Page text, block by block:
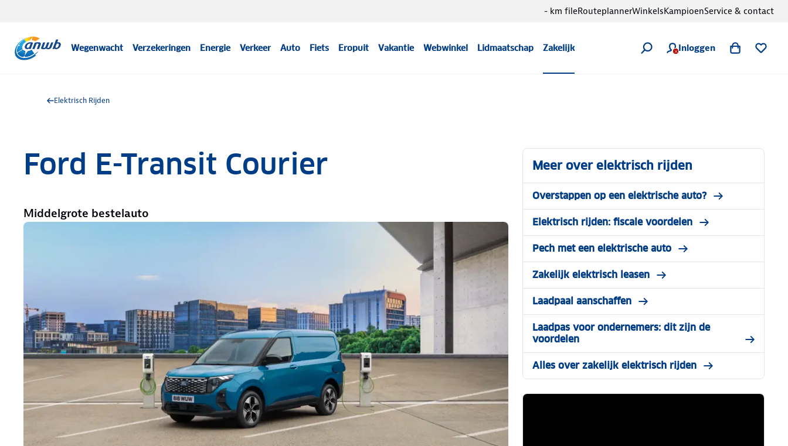
Wegenwacht Verzekeringen Energie Verkeer Auto Fiets Eropuit Vakantie Webwinkel Lidmaatschap Zakelijk Inloggen
- km fileRouteplannerWinkelsKampioenService & contact
Elektrisch Rijden
Ford E-Transit Courier
Middelgrote bestelauto
Meer over elektrisch rijden
Overstappen op een elektrische auto?
Elektrisch rijden: fiscale voordelen
Pech met een elektrische auto
Zakelijk elektrisch leasen
Laadpaal aanschaffen
Laadpas voor ondernemers: dit zijn de
voordelen
Alles over zakelijk elektrisch rijden